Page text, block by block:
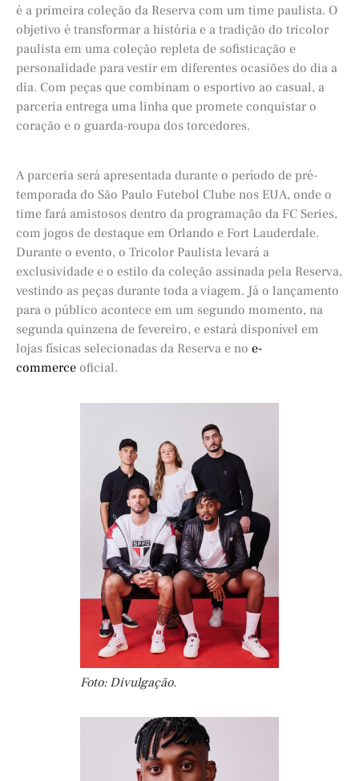
é a primeira coleção da Reserva com um time paulista. O
objetivo é transformar a história e a tradição do tricolor
paulista em uma coleção repleta de sofisticação e
personalidade para vestir em diferentes ocasiões do dia a
dia. Com peças que combinam o esportivo ao casual, a
parceria entrega uma linha que promete conquistar o
coração e o guarda-roupa dos torcedores.
A parceria será apresentada durante o período de pré-
temporada do São Paulo Futebol Clube nos EUA, onde o
time fará amistosos dentro da programação da FC Series,
com jogos de destaque em Orlando e Fort Lauderdale.
Durante o evento, o Tricolor Paulista levará a
exclusividade e o estilo da coleção assinada pela Reserva,
vestindo as peças durante toda a viagem. Já o lançamento
para o público acontece em um segundo momento, na
segunda quinzena de fevereiro, e estará disponível em
lojas físicas selecionadas da Reserva e no e-
commerce oficial.
Foto: Divulgação.